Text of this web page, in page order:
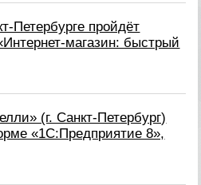
Петербурге пройдёт
магазин: быстрый
(г. Санкт-Петербург)
«1С:Предприятие 8»,